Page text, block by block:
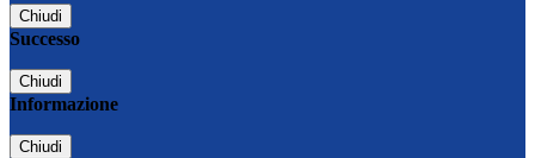
Chiudi
Successo
Chiudi
Informazione
Chiudi